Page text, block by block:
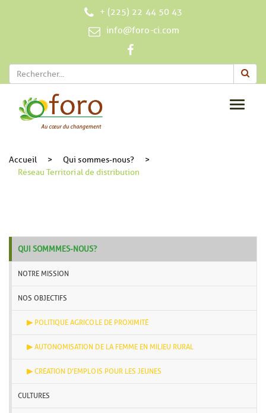
+ (225) 22 44 50 43
info@foro-ci.com
Toggle
Accueil > Qui sommes-nous?
>
Réseau Territorial de distribution
QUI SOMMMES-NOUS?
NOTRE MISSION
NOS OBJECTIFS
POLITIQUE AGRICOLE DE PROXIMITÉ
AUTONOMISATION DE LA FEMME EN MILIEU RURAL
CRÉATION D’EMPLOIS POUR LES JEUNES
CULTURES